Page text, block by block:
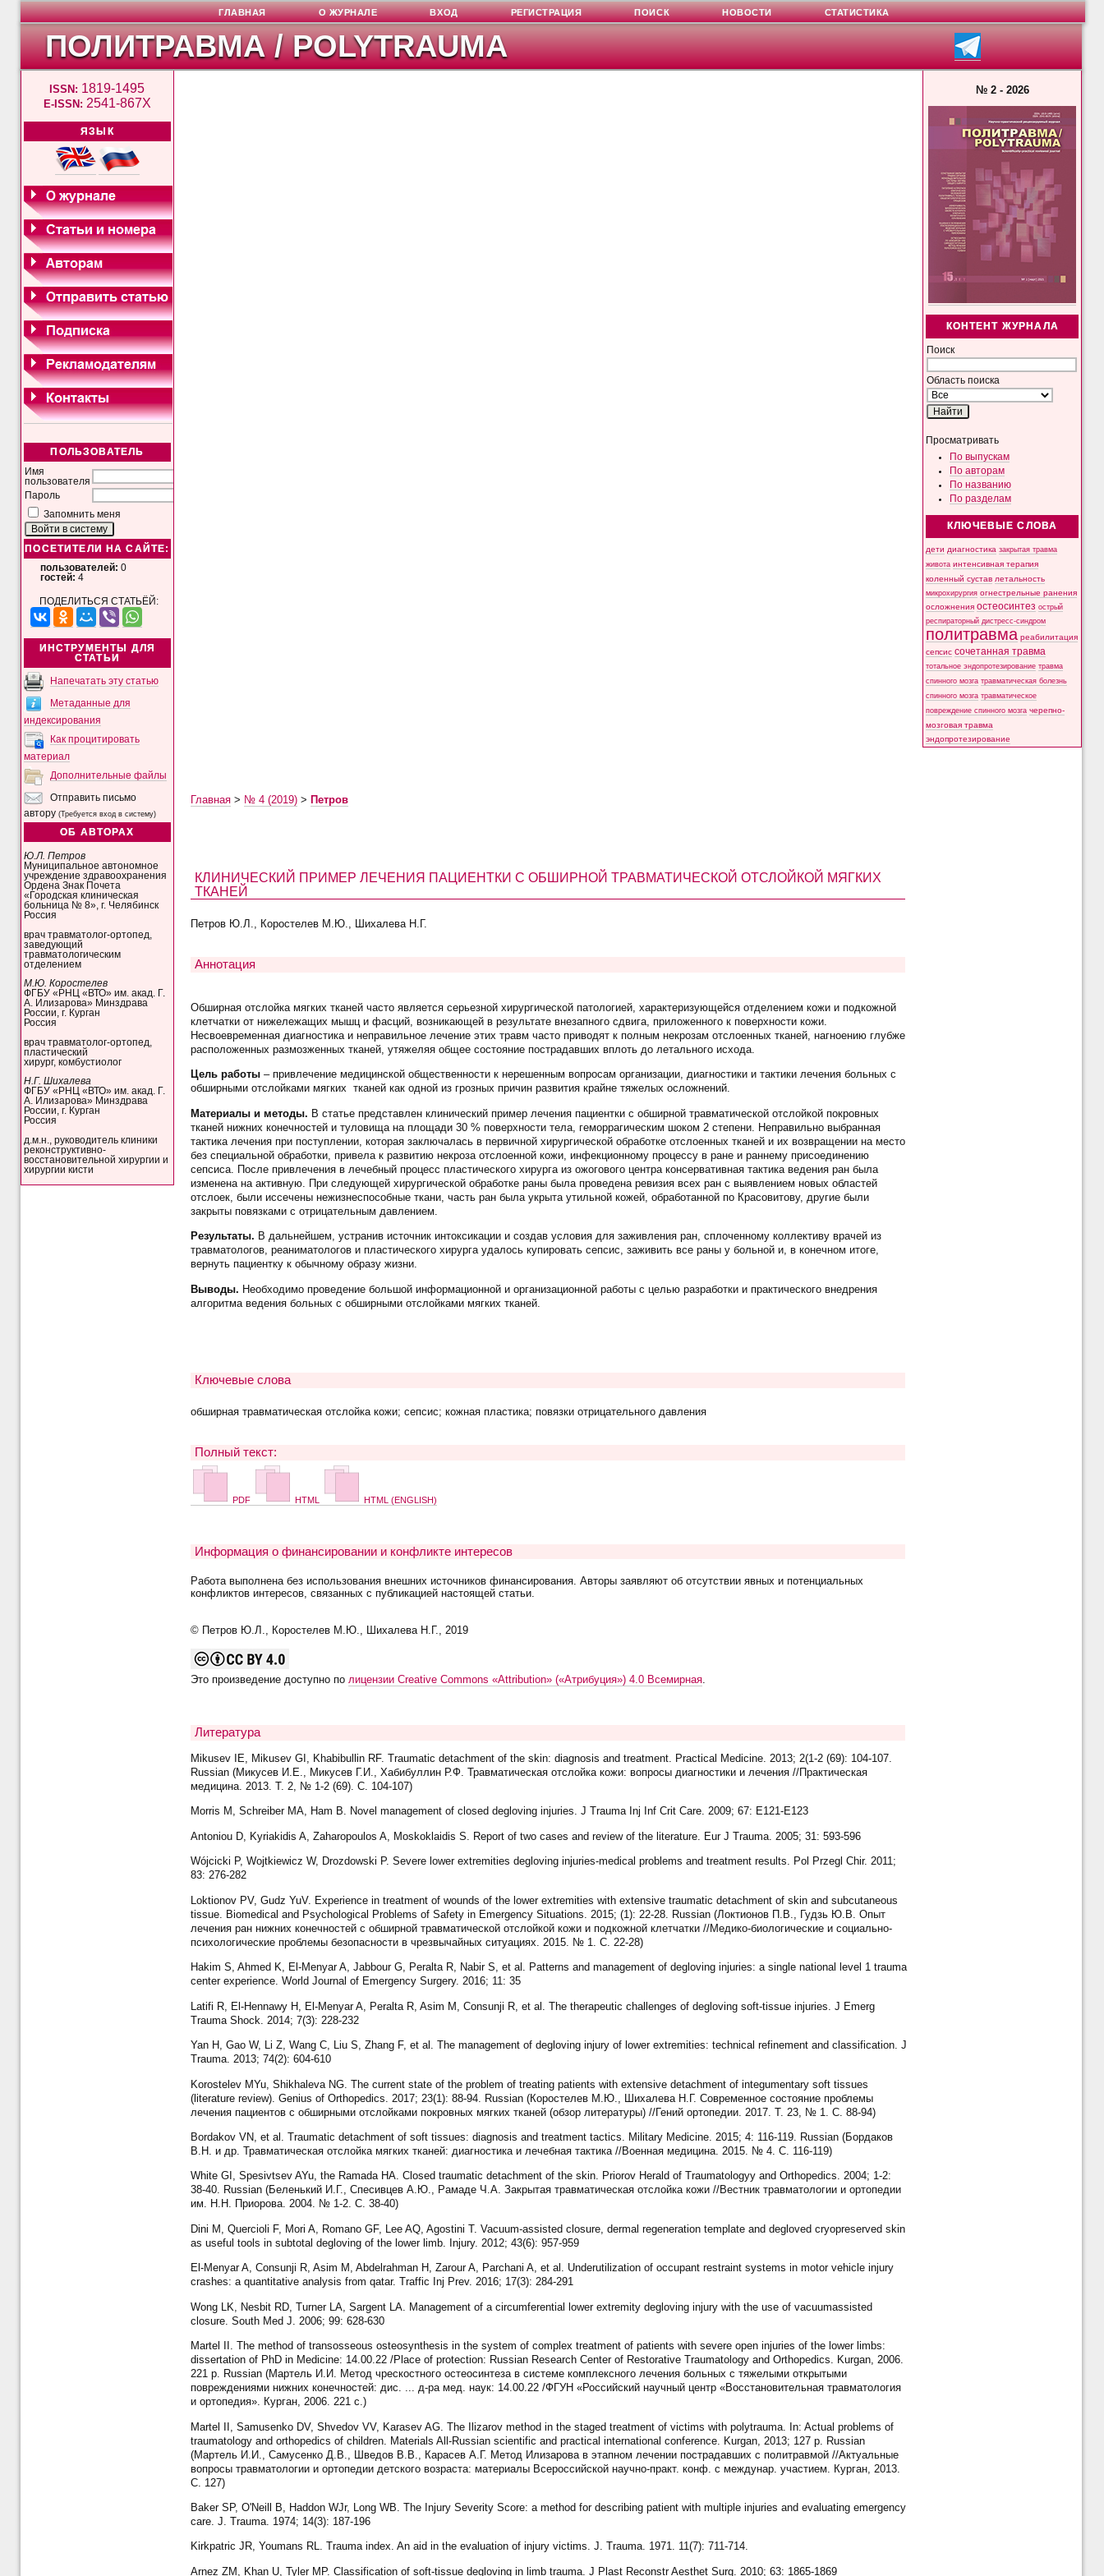
ПОЛИТРАВМА / POLYTRAUMA
ISSN: 1819-1495
E-ISSN: 2541-867X
ЯЗЫК
ПОЛЬЗОВАТЕЛЬ
Имя
пользователя
Пароль
Запомнить меня
ПОСЕТИТЕЛИ НА САЙТЕ:
пользователей: 0
гостей: 4
ПОДЕЛИТЬСЯ СТАТЬЁЙ:
ИНСТРУМЕНТЫ ДЛЯ
СТАТЬИ
Напечатать эту статью
Метаданные для
индексирования
Как процитировать
материал
Дополнительные файлы
Отправить письмо
автору(Требуется вход в систему)
ОБ АВТОРАХ
Ю.Л. Петров
Муниципальное автономное
учреждение здравоохранения
Ордена Знак Почета
«Городская клиническая
больница № 8», г. Челябинск
Россия
врач травматолог-ортопед,
заведующий
травматологическим
отделением
М.Ю. Коростелев
ФГБУ «РНЦ «ВТО» им. акад. Г.
А. Илизарова» Минздрава
России, г. Курган
Россия
врач травматолог-ортопед,
пластический
хирург, комбустиолог
Н.Г. Шихалева
ФГБУ «РНЦ «ВТО» им. акад. Г.
А. Илизарова» Минздрава
России, г. Курган
Россия
д.м.н., руководитель клиники
реконструктивно-
восстановительной хирургии и
хирургии кисти
№ 2 - 2026
КОНТЕНТ ЖУРНАЛА
Поиск
Область поиска
Просматривать
По выпускам
По авторам
По названию
По разделам
КЛЮЧЕВЫЕ СЛОВА
дети диагностика закрытая травма
живота интенсивная терапия
коленный сустав летальность
микрохирургия огнестрельные ранения
осложнения остеосинтез острый
респираторный дистресс-синдром
политравма реабилитация
сепсис сочетанная травма
тотальное эндопротезирование травма
спинного мозга травматическая болезнь
спинного мозга травматическое
повреждение спинного мозга черепно-
мозговая травма
эндопротезирование
ГЛАВНАЯ О ЖУРНАЛЕ ВХОД РЕГИСТРАЦИЯ ПОИСК НОВОСТИ СТАТИСТИКА
Главная> № 4 (2019)> Петров
КЛИНИЧЕСКИЙ ПРИМЕР ЛЕЧЕНИЯ ПАЦИЕНТКИ С ОБШИРНОЙ ТРАВМАТИЧЕСКОЙ ОТСЛОЙКОЙ МЯГКИХ
ТКАНЕЙ
Петров Ю.Л., Коростелев М.Ю., Шихалева Н.Г.
Аннотация
Обширная отслойка мягких тканей часто является серьезной хирургической патологией, характеризующейся отделением кожи и подкожной
клетчатки от нижележащих мышц и фасций, возникающей в результате внезапного сдвига, приложенного к поверхности кожи.
Несвоевременная диагностика и неправильное лечение этих травм часто приводят к полным некрозам отслоенных тканей, нагноению глубже
расположенных размозженных тканей, утяжеляя общее состояние пострадавших вплоть до летального исхода.
Цель работы– привлечение медицинской общественности к нерешенным вопросам организации, диагностики и тактики лечения больных с
обширными отслойками мягких тканей как одной из грозных причин развития крайне тяжелых осложнений.
Материалы и методы. В статье представлен клинический пример лечения пациентки с обширной травматической отслойкой покровных
тканей нижних конечностей и туловища на площади 30 % поверхности тела, геморрагическим шоком 2 степени. Неправильно выбранная
тактика лечения при поступлении, которая заключалась в первичной хирургической обработке отслоенных тканей и их возвращении на место
без специальной обработки, привела к развитию некроза отслоенной кожи, инфекционному процессу в ране и раннему присоединению
сепсиса. После привлечения в лечебный процесс пластического хирурга из ожогового центра консервативная тактика ведения ран была
изменена на активную. При следующей хирургической обработке раны была проведена ревизия всех ран с выявлением новых областей
отслоек, были иссечены нежизнеспособные ткани, часть ран была укрыта утильной кожей, обработанной по Красовитову, другие были
закрыты повязками с отрицательным давлением.
Результаты. В дальнейшем, устранив источник интоксикации и создав условия для заживления ран, сплоченному коллективу врачей из
травматологов, реаниматологов и пластического хирурга удалось купировать сепсис, заживить все раны у больной и, в конечном итоге,
вернуть пациентку к обычному образу жизни.
Выводы. Необходимо проведение большой информационной и организационной работы с целью разработки и практического внедрения
алгоритма ведения больных с обширными отслойками мягких тканей.
Ключевые слова
обширная травматическая отслойка кожи; сепсис; кожная пластика; повязки отрицательного давления
Полный текст:
PDF HTML HTML (ENGLISH)
Информация о финансировании и конфликте интересов
Работа выполнена без использования внешних источников финансирования. Авторы заявляют об отсутствии явных и потенциальных
конфликтов интересов, связанных с публикацией настоящей статьи.
© Петров Ю.Л., Коростелев М.Ю., Шихалева Н.Г., 2019
Это произведение доступно по лицензии Creative Commons «Attribution» («Атрибуция») 4.0 Всемирная.
Литература
Mikusev IE, Mikusev GI, Khabibullin RF. Traumatic detachment of the skin: diagnosis and treatment. Practical Medicine. 2013; 2(1-2 (69): 104-107.
Russian (Микусев И.Е., Микусев Г.И., Хабибуллин Р.Ф. Травматическая отслойка кожи: вопросы диагностики и лечения //Практическая
медицина. 2013. Т. 2, № 1-2 (69). С. 104-107)
Morris M, Schreiber MA, Ham B. Novel management of closed degloving injuries. J Trauma Inj Inf Crit Care. 2009; 67: E121-E123
Antoniou D, Kyriakidis A, Zaharopoulos A, Moskoklaidis S. Report of two cases and review of the literature. Eur J Trauma. 2005; 31: 593-596
Wójcicki P, Wojtkiewicz W, Drozdowski P. Severe lower extremities degloving injuries-medical problems and treatment results. Pol Przegl Chir. 2011;
83: 276-282
Loktionov PV, Gudz YuV. Experience in treatment of wounds of the lower extremities with extensive traumatic detachment of skin and subcutaneous
tissue. Biomedical and Psychological Problems of Safety in Emergency Situations. 2015; (1): 22-28. Russian (Локтионов П.В., Гудзь Ю.В. Опыт
лечения ран нижних конечностей с обширной травматической отслойкой кожи и подкожной клетчатки //Медико-биологические и социально-
психологические проблемы безопасности в чрезвычайных ситуациях. 2015. № 1. С. 22-28)
Hakim S, Ahmed K, El-Menyar A, Jabbour G, Peralta R, Nabir S, et al. Patterns and management of degloving injuries: a single national level 1 trauma
center experience. World Journal of Emergency Surgery. 2016; 11: 35
Latifi R, El-Hennawy H, El-Menyar A, Peralta R, Asim M, Consunji R, et al. The therapeutic challenges of degloving soft-tissue injuries. J Emerg
Trauma Shock. 2014; 7(3): 228-232
Yan H, Gao W, Li Z, Wang C, Liu S, Zhang F, et al. The management of degloving injury of lower extremities: technical refinement and classification. J
Trauma. 2013; 74(2): 604-610
Korostelev MYu, Shikhaleva NG. The current state of the problem of treating patients with extensive detachment of integumentary soft tissues
(literature review). Genius of Orthopedics. 2017; 23(1): 88-94. Russian (Коростелев М.Ю., Шихалева Н.Г. Современное состояние проблемы
лечения пациентов с обширными отслойками покровных мягких тканей (обзор литературы) //Гений ортопедии. 2017. Т. 23, № 1. С. 88-94)
Bordakov VN, et al. Traumatic detachment of soft tissues: diagnosis and treatment tactics. Military Medicine. 2015; 4: 116-119. Russian (Бордаков
В.Н. и др. Травматическая отслойка мягких тканей: диагностика и лечебная тактика //Военная медицина. 2015. № 4. С. 116-119)
White GI, Spesivtsev AYu, the Ramada HA. Closed traumatic detachment of the skin. Priorov Herald of Traumatologyy and Orthopedics. 2004; 1-2:
38-40. Russian (Беленький И.Г., Спесивцев А.Ю., Рамаде Ч.А. Закрытая травматическая отслойка кожи //Вестник травматологии и ортопедии
им. Н.Н. Приорова. 2004. № 1-2. С. 38-40)
Dini M, Quercioli F, Mori A, Romano GF, Lee AQ, Agostini T. Vacuum-assisted closure, dermal regeneration template and degloved cryopreserved skin
as useful tools in subtotal degloving of the lower limb. Injury. 2012; 43(6): 957-959
El-Menyar A, Consunji R, Asim M, Abdelrahman H, Zarour A, Parchani A, et al. Underutilization of occupant restraint systems in motor vehicle injury
crashes: a quantitative analysis from qatar. Traffic Inj Prev. 2016; 17(3): 284-291
Wong LK, Nesbit RD, Turner LA, Sargent LA. Management of a circumferential lower extremity degloving injury with the use of vacuumassisted
closure. South Med J. 2006; 99: 628-630
Martel II. The method of transosseous osteosynthesis in the system of complex treatment of patients with severe open injuries of the lower limbs:
dissertation of PhD in Medicine: 14.00.22 /Place of protection: Russian Research Center of Restorative Traumatology and Orthopedics. Kurgan, 2006.
221 p. Russian (Мартель И.И. Метод чрескостного остеосинтеза в системе комплексного лечения больных с тяжелыми открытыми
повреждениями нижних конечностей: дис. ... д-ра мед. наук: 14.00.22 /ФГУН «Российский научный центр «Восстановительная травматология
и ортопедия». Курган, 2006. 221 с.)
Martel II, Samusenko DV, Shvedov VV, Karasev AG. The Ilizarov method in the staged treatment of victims with polytrauma. In: Actual problems of
traumatology and orthopedics of children. Materials All-Russian scientific and practical international conference. Kurgan, 2013; 127 p. Russian
(Мартель И.И., Самусенко Д.В., Шведов В.В., Карасев А.Г. Метод Илизарова в этапном лечении пострадавших с политравмой //Актуальные
вопросы травматологии и ортопедии детского возраста: материалы Всероссийской научно-практ. конф. с междунар. участием. Курган, 2013.
С. 127)
Baker SP, O'Neill B, Haddon WJr, Long WB. The Injury Severity Score: a method for describing patient with multiple injuries and evaluating emergency
care. J. Trauma. 1974; 14(3): 187-196
Kirkpatric JR, Youmans RL. Trauma index. An aid in the evaluation of injury victims. J. Trauma. 1971. 11(7): 711-714.
Arnez ZM, Khan U, Tyler MP. Classification of soft-tissue degloving in limb trauma. J Plast Reconstr Aesthet Surg. 2010; 63: 1865-1869